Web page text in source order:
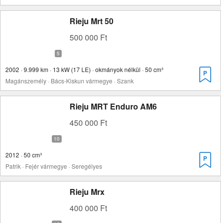
Rieju Mrt 50
500 000 Ft
2002 · 9.999 km · 13 kW (17 LE) · okmányok nélkül · 50 cm³
Magánszemély · Bács-Kiskun vármegye · Szank
Rieju MRT Enduro AM6
450 000 Ft
2012 · 50 cm³
Patrik · Fejér vármegye · Seregélyes
Rieju Mrx
400 000 Ft